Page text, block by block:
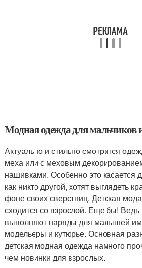
Модная одежда для мальчиков
Актуально и стильно смотрится
меха или с меховым
нашивками. Особенно это касается
как никто другой, хотят выглядеть
фоне своих сверстниц. Детская
сходится со взрослой. Еще бы! Ведь
выполняют наряды для малышей
модельеры и кутюрье. Основная
детская модная одежда намного
чем новинки для взрослых.